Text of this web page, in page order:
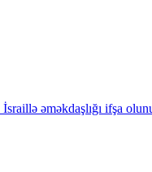
əməkdaşlığı ifşa